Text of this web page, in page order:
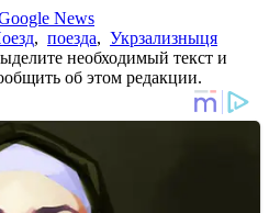
News
, поезда, Укрзализныця
необходимый текст и
об этом редакции.